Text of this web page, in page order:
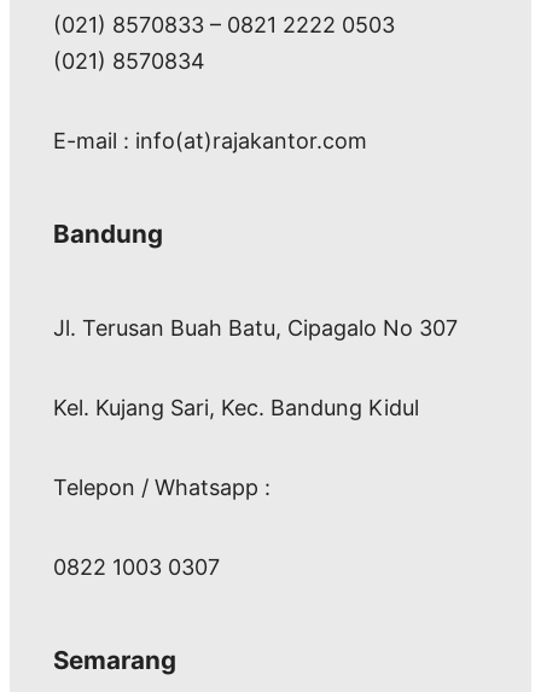
(021) 8570833 – 0821 2222 0503
(021) 8570834
E-mail : info(at)rajakantor.com
Bandung
Jl. Terusan Buah Batu, Cipagalo No 307
Kel. Kujang Sari, Kec. Bandung Kidul
Telepon / Whatsapp :
0822 1003 0307
Semarang